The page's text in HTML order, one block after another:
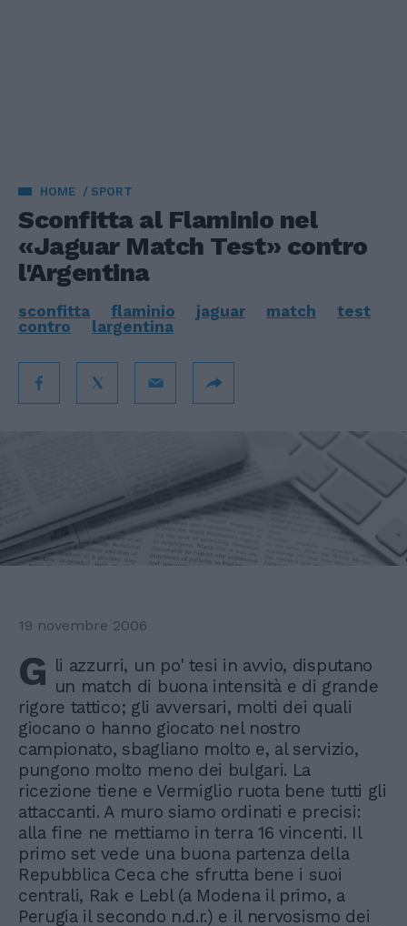
HOME SPORT
Sconfitta al Flaminio nel
«Jaguar Match Test» contro
l'Argentina
sconfitta flaminio jaguar match
test
contro
largentina
19 novembre 2006
G li azzurri, un po' tesi in avvio, disputano
un match di buona intensità e di grande
rigore tattico; gli avversari, molti dei quali
giocano o hanno giocato nel nostro
campionato, sbagliano molto e, al servizio,
pungono molto meno dei bulgari. La
ricezione tiene e Vermiglio ruota bene tutti gli
attaccanti. A muro siamo ordinati e precisi:
alla fine ne mettiamo in terra 16 vincenti. Il
primo set vede una buona partenza della
Repubblica Ceca che sfrutta bene i suoi
centrali, Rak e Lebl (a Modena il primo, a
Perugia il secondo n.d.r.) e il nervosismo dei